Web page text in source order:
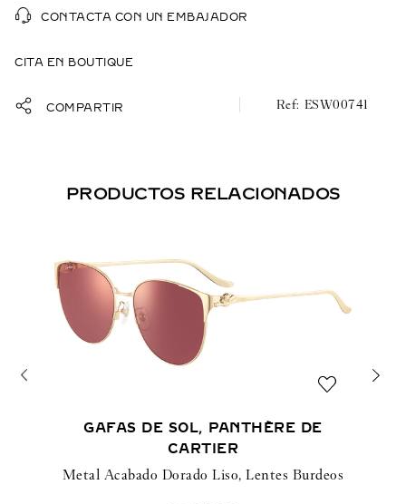
CONTACTA CON UN EMBAJADOR
CITA EN BOUTIQUE
COMPARTIR ESW00741
PRODUCTOS RELACIONADOS
GAFAS DE SOL, PANTHÈRE DE
CARTIER
Metal Acabado Dorado Liso, Lentes Burdeos